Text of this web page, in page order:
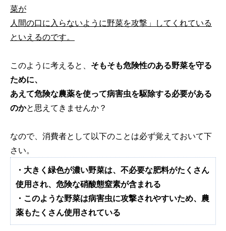
菜が
人間の口に入らないように野菜を攻撃」してくれている
といえるのです。
このように考えると、 そもそも危険性のある野菜を守る
ために、
あえて危険な農薬を使って病害虫を駆除する必要がある
のかと思えてきませんか？
なので、消費者として以下のことは必ず覚えておいて下
さい。
・大きく緑色が濃い野菜は、不必要な肥料がたくさん
使用され、危険な硝酸態窒素が含まれる
・このような野菜は病害虫に攻撃されやすいため、農
薬もたくさん使用されている